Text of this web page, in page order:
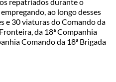
ao longo desses
e 30 viaturas do Comando da
da 18ª Companhia
Comando da 18ª Brigada